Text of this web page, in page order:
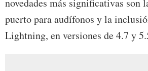
puerto para audífonos y la
Lightning, en versiones de 4.7 y